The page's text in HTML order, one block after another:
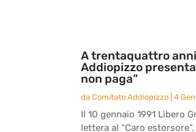
A trentaquattro anni
Addiopizzo
non paga”
da Comitato Addiopizzo 4
Il 10 gennaio 1991 Libero
lettera al “Caro